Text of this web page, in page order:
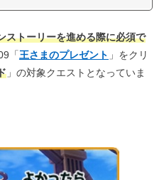
ストーリーを進める際に必須で
「王さまのプレゼント 」をクリ
」の対象クエストとなっていま